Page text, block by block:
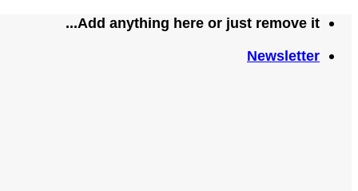
تخطيAdd anything here or just remove it...
Newsletter